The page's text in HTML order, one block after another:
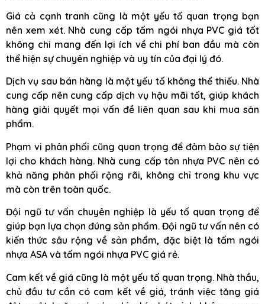
Giá cả cạnh tranh cũng là một yếu tố quan trọng bạn
nên xem xét. Nhà cung cấp tấm ngói nhựa PVC giá tốt
không chỉ mang đến lợi ích về chi phí ban đầu mà còn
thể hiện sự chuyên nghiệp và uy tín của đại lý đó.
Dịch vụ sau bán hàng là một yếu tố không thể thiếu. Nhà
cung cấp nên cung cấp dịch vụ hậu mãi tốt, giúp khách
hàng giải quyết mọi vấn đề liên quan sau khi mua sản
phẩm.
Phạm vi phân phối cũng quan trọng để đảm bảo sự tiện
lợi cho khách hàng. Nhà cung cấp tôn nhựa PVC nên có
khả năng phân phối rộng rãi, không chỉ trong khu vực
mà còn trên toàn quốc.
Đội ngũ tư vấn chuyên nghiệp là yếu tố quan trọng để
giúp bạn lựa chọn đúng sản phẩm. Đội ngũ tư vấn nên có
kiến thức sâu rộng về sản phẩm, đặc biệt là tấm ngói
nhựa ASA và tấm ngói nhựa PVC giá rẻ.
Cam kết về giá cũng là một yếu tố quan trọng. Nhà thầu,
chủ đầu tư cần có cam kết về giá, tránh việc tăng giá